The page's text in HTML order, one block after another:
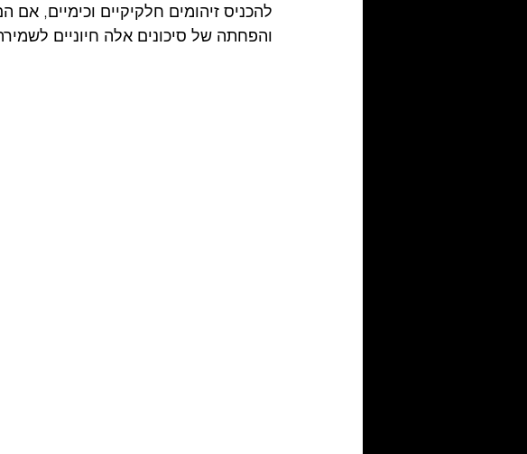
להכניס זיהומים חלקיקיים וכימיים,
והפחתה של סיכונים אלה חיוניים